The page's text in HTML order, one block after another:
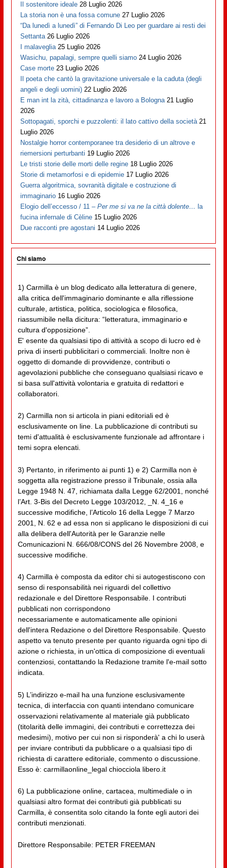
Il sostenitore ideale 28 Luglio 2026
La storia non è una fossa comune 27 Luglio 2026
“Da lunedì a lunedì” di Fernando Di Leo per guardare ai resti dei
Settanta 26 Luglio 2026
I malaveglia 25 Luglio 2026
Wasichu, papalagi, sempre quelli siamo 24 Luglio 2026
Case morte 23 Luglio 2026
Il poeta che cantò la gravitazione universale e la caduta (degli
angeli e degli uomini) 22 Luglio 2026
E man int la zità, cittadinanza e lavoro a Bologna 21 Luglio
2026
Sottopagati, sporchi e puzzolenti: il lato cattivo della società 21
Luglio 2026
Nostalgie horror contemporanee tra desiderio di un altrove e
riemersioni perturbanti 19 Luglio 2026
Le tristi storie delle morti delle regine 18 Luglio 2026
Storie di metamorfosi e di epidemie 17 Luglio 2026
Guerra algoritmica, sovranità digitale e costruzione di
immaginario 16 Luglio 2026
Elogio dell’eccesso / 11 –Per me si va ne la città dolente… la
fucina infernale di Cèline 15 Luglio 2026
Due racconti pre agostani 14 Luglio 2026
Chi siamo
1) Carmilla è un blog dedicato alla letteratura di genere,
alla critica dell'immaginario dominante e alla riflessione
culturale, artistica, politica, sociologica e filosofica,
riassumibile nella dicitura: “letteratura, immaginario e
cultura d'opposizione”.
E' esente da qualsiasi tipo di attività a scopo di lucro ed è
priva di inserti pubblicitari o commerciali. Inoltre non è
oggetto di domande di provvidenze, contributi o
agevolazioni pubbliche che conseguano qualsiasi ricavo e
si basa sull'attività volontaria e gratuita di redattori e
collaboratori.
2) Carmilla non si articola in piani editoriali ed è
esclusivamente on line. La pubblicazione di contributi su
temi d'attualità è esclusivamente funzionale ad affrontare i
temi sopra elencati.
3) Pertanto, in riferimento ai punti 1) e 2) Carmilla non è
soggetta alla registrazione presso il Tribunale, ossia alla
Legge 1948 N. 47, richiamata dalla Legge 62/2001, nonché
l’Art. 3-Bis del Decreto Legge 103/2012, _N. 4_16 e
successive modifiche, l’Articolo 16 della Legge 7 Marzo
2001, N. 62 e ad essa non si applicano le disposizioni di cui
alla delibera dell'Autorità per le Garanzie nelle
Comunicazioni N. 666/08/CONS del 26 Novembre 2008, e
successive modifiche.
4) Carmilla è composta da editor chi si autogestiscono con
senso di responsabilità nei riguardi del collettivo
redazionale e del Direttore Responsabile. I contributi
pubblicati non corrispondono
necessariamente e automaticamente alle opinioni
dell'intera Redazione o del Direttore Responsabile. Questo
aspetto va tenuto presente per quanto riguarda ogni tipo di
azione o richiesta, in un'ottica di composizione di eventuali
contenziosi, contattando la Redazione tramite l'e-mail sotto
indicata.
5) L’indirizzo e-mail ha una funzione esclusivamente
tecnica, di interfaccia con quanti intendano comunicare
osservazioni relativamente al materiale già pubblicato
(titolarità delle immagini, dei contributi e correttezza dei
medesimi), motivo per cui non si risponderà' a chi lo userà
per inviare contributi da pubblicare o a qualsiasi tipo di
richiesta di carattere editoriale, commento o discussione.
Esso è: carmillaonline_legal chiocciola libero.it
6) La pubblicazione online, cartacea, multimediale o in
qualsiasi altro format dei contributi già pubblicati su
Carmilla, è consentita solo citando la fonte egli autori dei
contributi menzionati.
Direttore Responsabile: PETER FREEMAN